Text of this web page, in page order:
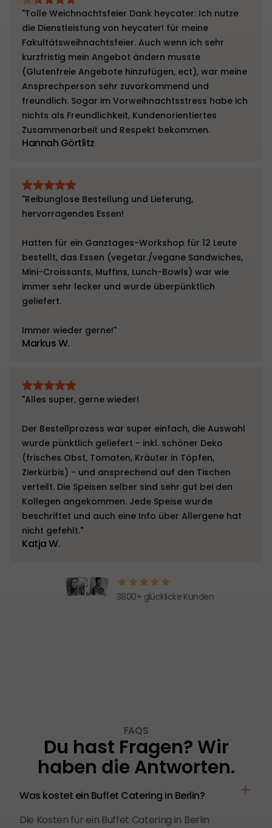
"Tolle Weichnachtsfeier Dank heycater: Ich nutze
die Dienstleistung von heycater! für meine
Fakultätsweihnachtsfeier. Auch wenn ich sehr
kurzfristig mein Angebot ändern musste
(Glutenfreie Angebote hinzufügen, ect), war meine
Ansprechperson sehr zuvorkommend und
freundlich. Sogar im Vorweihnachtsstress habe ich
nichts als Freundlichkeit, Kundenorientiertes
Zusammenarbeit und Respekt bekommen.
Hannah Görtlitz
"Reibunglose Bestellung und Lieferung,
hervorragendes Essen!
Hatten für ein Ganztages-Workshop für 12 Leute
bestellt, das Essen (vegetar./vegane Sandwiches,
Mini-Croissants, Muffins, Lunch-Bowls) war wie
immer sehr lecker und wurde überpünktlich
geliefert.
Immer wieder gerne!"
Markus W.
"Alles super, gerne wieder!
Der Bestellprozess war super einfach, die Auswahl
wurde pünktlich geliefert - inkl. schöner Deko
(frisches Obst, Tomaten, Kräuter in Töpfen,
Zierkürbis) - und ansprechend auf den Tischen
verteilt. Die Speisen selber sind sehr gut bei den
Kollegen angekommen. Jede Speise wurde
beschriftet und auch eine Info über Allergene hat
nicht gefehlt."
Katja W.
3800+ glücklicke Kunden
FAQS
Du hast Fragen? Wir
haben die Antworten.
Was kostet ein Buffet Catering in Berlin?
Die Kosten für ein Buffet Catering in Berlin